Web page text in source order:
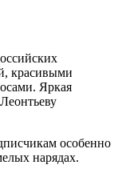
красивыми
Яркая
особенно
нарядах.